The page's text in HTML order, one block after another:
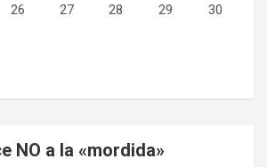
26 27 28 29 30
NO a la «mordida»